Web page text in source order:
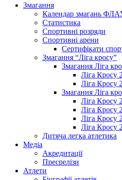
Змагання
Календар змагань
Статистика
Спортивні розряди
Спортивні арени
Сертифікати
Змагання “Ліга кросу”
Змагання Ліга
Ліга Кросу
Ліга Кросу
Змагання Ліга
Ліга Кросу
Ліга Кросу
Ліга Кросу
Ліга Кросу
Дитяча легка атлетика
Медіа
Акредитації
Пресрелізи
Атлети